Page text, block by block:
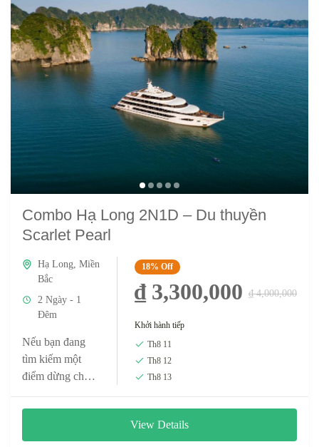
Combo Hạ Long 2N1D – Du thuyền
Scarlet Pearl
Hạ Long, Miền
Bắc
2 Ngày - 1
Đêm
Nếu bạn đang
tìm kiếm một
điểm dừng chân
vịnh Hạ Long thì
Scarlet Pearl sẽ
18% Off
₫ 3,300,000 ₫ 4,000,000
Khởi hành tiếp
Th8 11
Th8 12
Th8 13
View Details